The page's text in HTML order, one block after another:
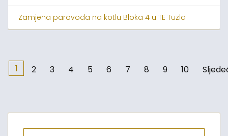
Zamjena parovoda na kotlu Bloka 4 u TE Tuzla
1 2 3 4 5 6 7 8 9 10